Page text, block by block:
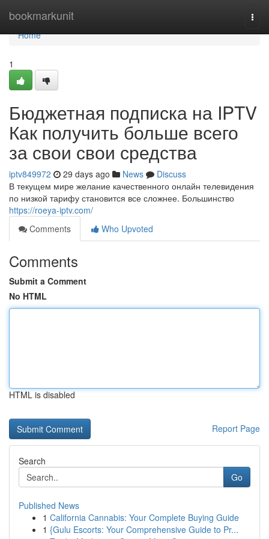
bookmarkunit
Home
Home
1
Бюджетная подписка на IPTV
Как получить больше всего
за свои свои средства
iptv849972 29 days ago News
Discuss
В текущем мире желание качественного онлайн телевидения
по низкой тарифу становится все сложнее. Большинство
https://roeya-iptv.com/
Comments
Who Upvoted
Comments
Submit a Comment
No HTML
HTML is disabled
Report Page
Search
Go
Published News
1 California Cannabis: Your Complete Buying Guide
1 {Gulu Escorts: Your Comprehensive Guide to Pr...